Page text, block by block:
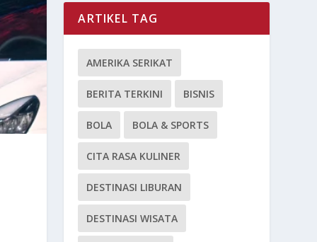
ARTIKEL TAG
AMERIKA SERIKAT
BERITA TERKINI BISNIS
BOLA BOLA & SPORTS
CITA RASA KULINER
DESTINASI LIBURAN
DESTINASI WISATA